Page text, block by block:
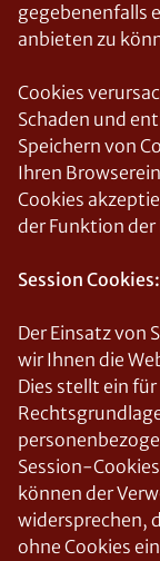
gegebenenfalls
anbieten zu
Cookies
Schaden und
Speichern von
Ihren
Cookies
der Funktion
Session Cookies:
Der Einsatz von
wir Ihnen die
Dies stellt ein
Session-
können der
widersprechen,
ohne Cookies